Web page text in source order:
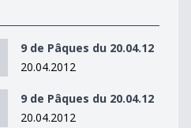
9 de Pâques du 20.04.12
20.04.2012
9 de Pâques du 20.04.12
20.04.2012